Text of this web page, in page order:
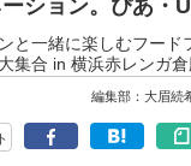
ション。ぴあ・
と一緒に楽しむフー
集合 in 横浜赤レンガ倉
編集部：大眉続